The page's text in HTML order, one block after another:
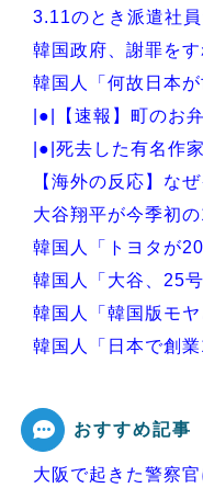
3.11のとき派遣社
韓国政府、謝罪を
韓国人「何故日本
|●|【速報】町のお
|●|死去した有名作
【海外の反応】な
大谷翔平が今季初
韓国人「トヨタが
韓国人「大谷、25
韓国人「韓国版モ
韓国人「日本で創
おすすめ記事
大阪で起きた警察